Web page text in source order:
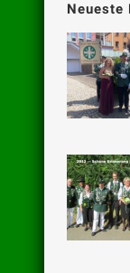
Neueste